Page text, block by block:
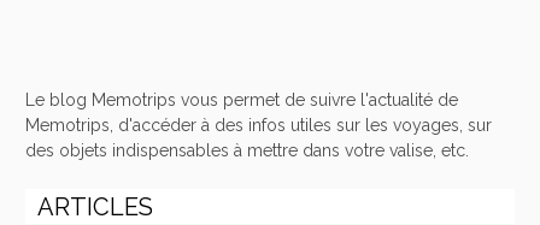
Le blog Memotrips vous permet de suivre l'actualité de
Memotrips, d'accéder à des infos utiles sur les voyages, sur
des objets indispensables à mettre dans votre valise, etc.
ARTICLES